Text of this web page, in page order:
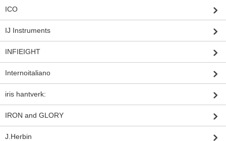
ICO
IJ Instruments
INFIEIGHT
Internoitaliano
iris hantverk:
IRON and GLORY
J.Herbin